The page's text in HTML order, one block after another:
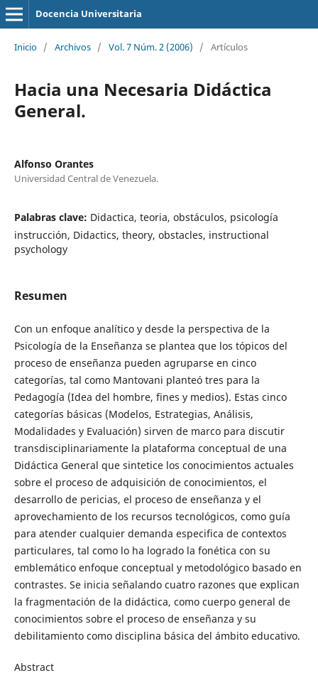
Docencia Universitaria
Inicio / Archivos / Vol. 7 Núm. 2 (2006) / Artículos
Hacia una Necesaria Didáctica
General.
Alfonso Orantes
Universidad Central de Venezuela.
Palabras clave: Didactica, teoria, obstáculos, psicología
instrucción, Didactics, theory, obstacles, instructional
psychology
Resumen
Con un enfoque analítico y desde la perspectiva de la
Psicología de la Enseñanza se plantea que los tópicos del
proceso de enseñanza pueden agruparse en cinco
categorías, tal como Mantovani planteó tres para la
Pedagogía (Idea del hombre, fines y medios). Estas cinco
categorías básicas (Modelos, Estrategias, Análisis,
Modalidades y Evaluación) sirven de marco para discutir
transdisciplinariamente la plataforma conceptual de una
Didáctica General que sintetice los conocimientos actuales
sobre el proceso de adquisición de conocimientos, el
desarrollo de pericias, el proceso de enseñanza y el
aprovechamiento de los recursos tecnológicos, como guía
para atender cualquier demanda especifica de contextos
particulares, tal como lo ha logrado la fonética con su
emblemático enfoque conceptual y metodológico basado en
contrastes. Se inicia señalando cuatro razones que explican
la fragmentación de la didáctica, como cuerpo general de
conocimientos sobre el proceso de enseñanza y su
debilitamiento como disciplina básica del ámbito educativo.
Abstract